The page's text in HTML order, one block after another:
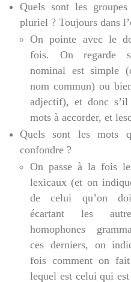
Quels sont les
pluriel ? Toujours dans
On pointe avec le
fois. On regarde
nominal est simple
nom commun) ou
adjectif), et donc
mots à accorder, et
Quels sont les mots
confondre ?
On passe à la fois
lexicaux (et on
de celui qu’on
écartant les
homophones
ces derniers, on
fois comment on
lequel est celui qui